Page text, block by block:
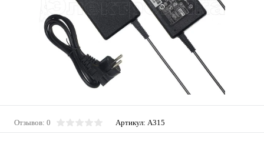
Отзывов: 0 Артикул: A315